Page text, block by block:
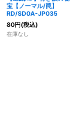
宝【ノーマル/罠】
RD/SD0A-JP035
80円(税込)
在庫なし